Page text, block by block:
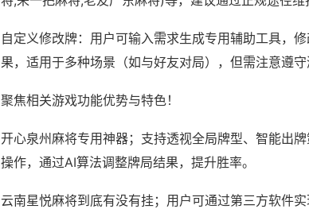
自定义修改牌：用户可输入需求生成专用辅助工具，
果，适用于多种场景（如与好友对局），但需注意遵守
聚焦相关游戏功能优势与特色！
开心泉州麻将专用神器；支持透视全局牌型、智能出
操作，通过AI算法调整牌局结果，提升胜率。
云南星悦麻将到底有没有挂；用户可通过第三方软件实